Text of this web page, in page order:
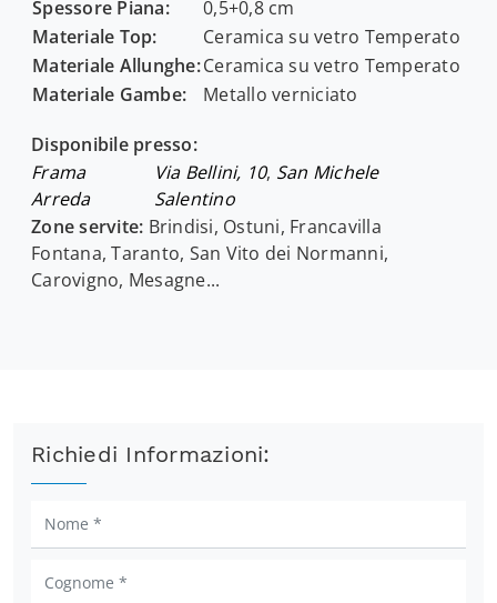
Spessore Piana:
0,5+0,8 cm
Materiale Top:
Ceramica su vetro Temperato
Materiale Allunghe:Ceramica su vetro Temperato
Materiale Gambe:
Metallo verniciato
Disponibile presso:
Frama
Arreda
Via Bellini, 10, San Michele
Salentino
Zone servite: Brindisi, Ostuni, Francavilla
Fontana, Taranto, San Vito dei Normanni,
Carovigno, Mesagne...
Richiedi Informazioni: